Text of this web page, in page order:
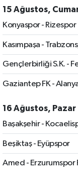
15 Ağustos,
Konyaspor - Rizespor
Kasımpaşa -
Gençlerbirliği S.K. -
Gaziantep FK -
16 Ağustos, Pazar
Başakşehir -
Beşiktaş - Eyüpspor
Amed - Erzurumspor